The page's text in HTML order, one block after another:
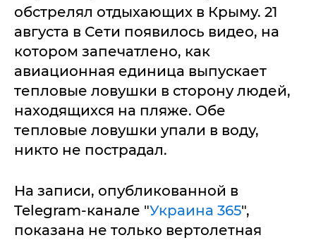
обстрелял отдыхающих в Крыму. 21
августа в Сети появилось видео, на
котором запечатлено, как
авиационная единица выпускает
тепловые ловушки в сторону людей,
находящихся на пляже. Обе
тепловые ловушки упали в воду,
никто не пострадал.
На записи, опубликованной в
Telegram-канале "Украина 365",
показана не только вертолетная